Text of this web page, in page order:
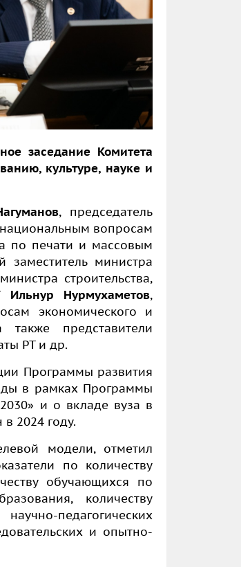
заседание Комитета
культуре, науке и
, председатель
национальным вопросам
по печати и массовым
заместитель министра
строительства,
Ильнур Нурмухаметов,
экономического и
представители
РТ и др.
Программы развития
в рамках Программы
и о вкладе вуза в
2024 году.
модели, отметил
по количеству
обучающихся по
количеству
педагогических
и опытно-